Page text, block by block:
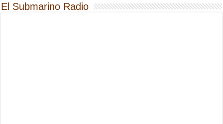
El Submarino Radio